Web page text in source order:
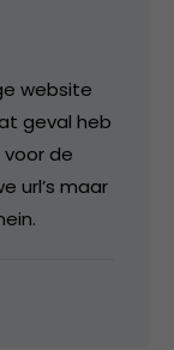
website
geval heb
de
url’s maar